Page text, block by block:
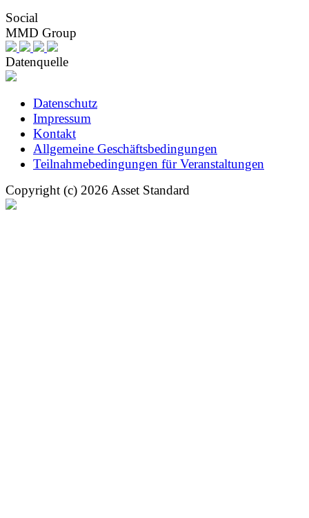
Social
MMD Group
Datenquelle
Datenschutz
Impressum
Kontakt
Allgemeine Geschäftsbedingungen
Teilnahmebedingungen für Veranstaltungen
Copyright (c) 2026 Asset Standard